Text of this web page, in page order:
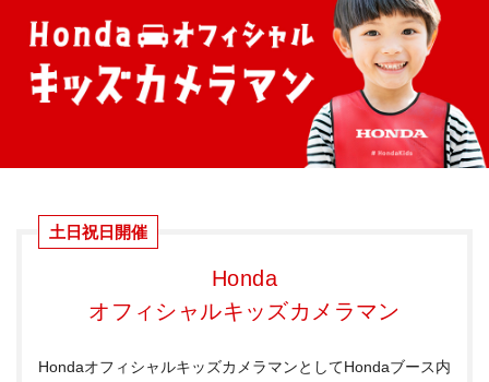
土日祝日開催
Honda
オフィシャルキッズカメラマン
HondaオフィシャルキッズカメラマンとしてHondaブース内